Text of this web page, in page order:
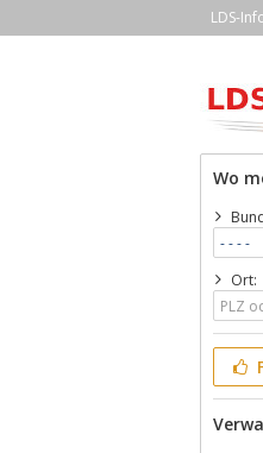
LDS-
Wo
Ort: